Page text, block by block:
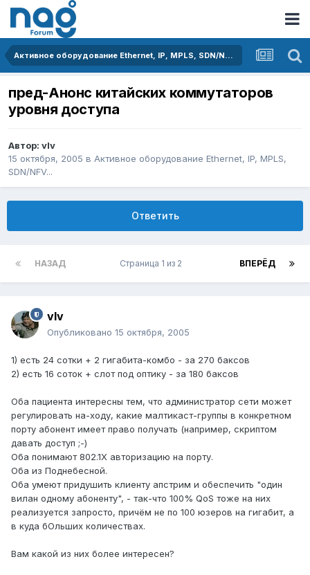
Активное оборудование Ethernet, IP, MPLS, SDN/NFV...
пред-Анонс китайских коммутаторов
уровня доступа
Автор: vIv
15 октября, 2005 в Активное оборудование Ethernet, IP, MPLS,
SDN/NFV...
Ответить
НАЗАД ВПЕРЁД
Страница 1 из 2
vIv
Опубликовано 15 октября, 2005
1) есть 24 сотки + 2 гигабита-комбо - за 270 баксов
2) есть 16 соток + слот под оптику - за 180 баксов
Оба пациента интересны тем, что администратор сети может
регулировать на-ходу, какие малтикаст-группы в конкретном
порту абонент имеет право получать (например, скриптом
давать доступ ;-)
Оба понимают 802.1X авторизацию на порту.
Оба из Поднебесной.
Оба умеют придушить клиенту апстрим и обеспечить "один
вилан одному абоненту", - так-что 100% QoS тоже на них
реализуется запросто, причём не по 100 юзеров на гигабит, а
в куда бОльших количествах.
Вам какой из них более интересен?